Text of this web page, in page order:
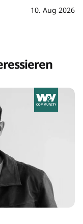
10. Aug 2026